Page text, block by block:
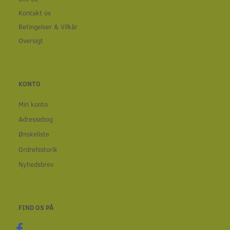
Kontakt os
Betingelser & Vilkår
Oversigt
KONTO
Min konto
Adressebog
Ønskeliste
Ordrehistorik
Nyhedsbrev
FIND OS PÅ